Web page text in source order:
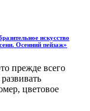
искусство
Осенний пейзаж»
прежде всего
цветовое